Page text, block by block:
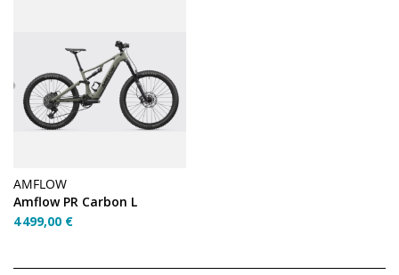
AMFLOW
Amflow PR Carbon L
4 499,00 €